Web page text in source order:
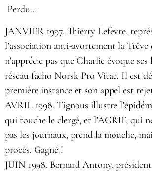
Perdu…
JANVIER 1997. Thierry Lefevre,
l’association anti-avortement la Trêve
n’apprécie pas que Charlie évoque ses
réseau facho Norsk Pro Vitae. Il est
première instance et son appel est
AVRIL 1998. Tignous illustre
qui touche le clergé, et l’AGRIF, qui
pas les journaux, prend la mouche,
procès. Gagné !
JUIN 1998. Bernard Antony,